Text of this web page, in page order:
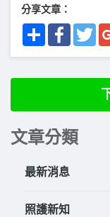
分享文章：
Share Facebook
文章分類
最新消息
照護新知